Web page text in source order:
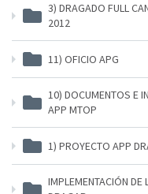
3) DRAGADO FULL
2012
11) OFICIO APG
10) DOCUMENTOS E
APP MTOP
1) PROYECTO APP
IMPLEMENTACIÓN DE